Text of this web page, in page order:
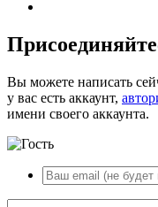
Вы можете написать
у вас есть аккаунт,
имени своего аккаунта.